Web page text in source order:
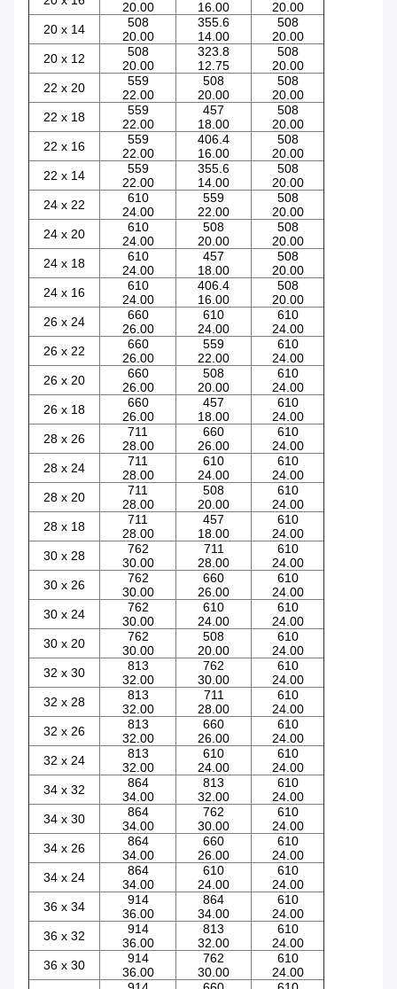
20.00
16.00
20.00
20 x 14
508
20.00
355.6
14.00
508
20.00
20 x 12
508
20.00
323.8
12.75
508
20.00
22 x 20
559
22.00
508
20.00
508
20.00
22 x 18
559
22.00
457
18.00
508
20.00
22 x 16
559
22.00
406.4
16.00
508
20.00
22 x 14
559
22.00
355.6
14.00
508
20.00
24 x 22
610
24.00
559
22.00
508
20.00
24 x 20
610
24.00
508
20.00
508
20.00
24 x 18
610
24.00
457
18.00
508
20.00
24 x 16
610
24.00
406.4
16.00
508
20.00
26 x 24
660
26.00
610
24.00
610
24.00
26 x 22
660
26.00
559
22.00
610
24.00
26 x 20
660
26.00
508
20.00
610
24.00
26 x 18
660
26.00
457
18.00
610
24.00
28 x 26
711
28.00
660
26.00
610
24.00
28 x 24
711
28.00
610
24.00
610
24.00
28 x 20
711
28.00
508
20.00
610
24.00
28 x 18
711
28.00
457
18.00
610
24.00
30 x 28
762
30.00
711
28.00
610
24.00
30 x 26
762
30.00
660
26.00
610
24.00
30 x 24
762
30.00
610
24.00
610
24.00
30 x 20
762
30.00
508
20.00
610
24.00
32 x 30
813
32.00
762
30.00
610
24.00
32 x 28
813
32.00
711
28.00
610
24.00
32 x 26
813
32.00
660
26.00
610
24.00
32 x 24
813
32.00
610
24.00
610
24.00
34 x 32
864
34.00
813
32.00
610
24.00
34 x 30
864
34.00
762
30.00
610
24.00
34 x 26
864
34.00
660
26.00
610
24.00
34 x 24
864
34.00
610
24.00
610
24.00
36 x 34
914
36.00
864
34.00
610
24.00
36 x 32
914
36.00
813
32.00
610
24.00
36 x 30
914
36.00
762
30.00
610
24.00